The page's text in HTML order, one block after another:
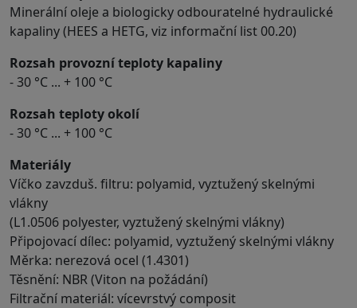
Minerální oleje a biologicky odbouratelné hydraulické
kapaliny (HEES a HETG, viz informační list 00.20)
Rozsah provozní teploty kapaliny
- 30 °C ... + 100 °C
Rozsah teploty okolí
- 30 °C ... + 100 °C
Materiály
Víčko zavzduš. filtru: polyamid, vyztužený skelnými
vlákny
(L1.0506 polyester, vyztužený skelnými vlákny)
Připojovací dílec: polyamid, vyztužený skelnými vlákny
Měrka: nerezová ocel (1.4301)
Těsnění: NBR (Viton na požádání)
Filtrační materiál: vícevrstvý composit